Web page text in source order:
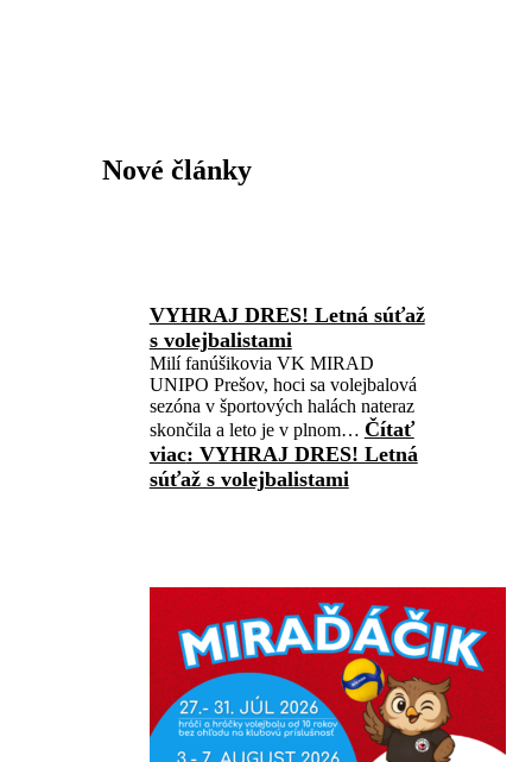
Nové články
VYHRAJ DRES! Letná súťaž
s volejbalistami
Milí fanúšikovia VK MIRAD
UNIPO Prešov, hoci sa volejbalová
sezóna v športových halách nateraz
skončila a leto je v plnom… Čítať
viac: VYHRAJ DRES! Letná
súťaž s volejbalistami